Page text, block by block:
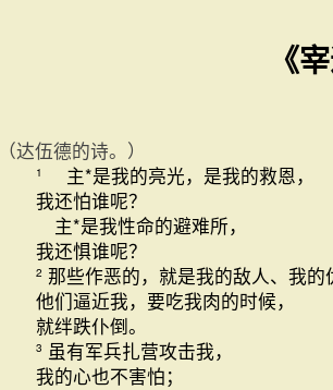
《
（达伍德的诗。）
1
主*是我的亮光，是我的救恩，
我还怕谁呢？
主*是我性命的避难所，
我还惧谁呢？
2 那些作恶的，就是我的敌人、我的
他们逼近我，要吃我肉的时候，
就绊跌仆倒。
3 虽有军兵扎营攻击我，
我的心也不害怕；